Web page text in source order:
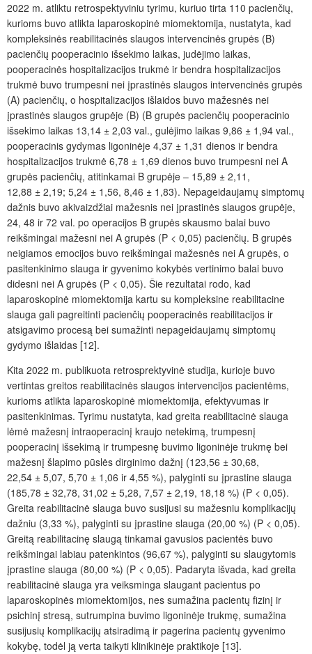
2022 m. atliktu retrospektyviniu tyrimu, kuriuo tirta 110 pacienčių,
kurioms buvo atlikta laparoskopinė miomektomija, nustatyta, kad
kompleksinės reabilitacinės slaugos intervencinės grupės (B)
pacienčių pooperacinio išsekimo laikas, judėjimo laikas,
pooperacinės hospitalizacijos trukmė ir bendra hospitalizacijos
trukmė buvo trumpesni nei įprastinės slaugos intervencinės grupės
(A) pacienčių, o hospitalizacijos išlaidos buvo mažesnės nei
įprastinės slaugos grupėje (B) (B grupės pacienčių pooperacinio
išsekimo laikas 13,14 ± 2,03 val., gulėjimo laikas 9,86 ± 1,94 val.,
pooperacinis gydymas ligoninėje 4,37 ± 1,31 dienos ir bendra
hospitalizacijos trukmė 6,78 ± 1,69 dienos buvo trumpesni nei A
grupės pacienčių, atitinkamai B grupėje – 15,89 ± 2,11,
12,88 ± 2,19; 5,24 ± 1,56, 8,46 ± 1,83). Nepageidaujamų simptomų
dažnis buvo akivaizdžiai mažesnis nei įprastinės slaugos grupėje,
24, 48 ir 72 val. po operacijos B grupės skausmo balai buvo
reikšmingai mažesni nei A grupės (P < 0,05) pacienčių. B grupės
neigiamos emocijos buvo reikšmingai mažesnės nei A grupės, o
pasitenkinimo slauga ir gyvenimo kokybės vertinimo balai buvo
didesni nei A grupės (P < 0,05). Šie rezultatai rodo, kad
laparoskopinė miomektomija kartu su kompleksine reabilitacine
slauga gali pagreitinti pacienčių pooperacinės reabilitacijos ir
atsigavimo procesą bei sumažinti nepageidaujamų simptomų
gydymo išlaidas [12].
Kita 2022 m. publikuota retrosprektyvinė studija, kurioje buvo
vertintas greitos reabilitacinės slaugos intervencijos pacientėms,
kurioms atlikta laparoskopinė miomektomija, efektyvumas ir
pasitenkinimas. Tyrimu nustatyta, kad greita reabilitacinė slauga
lėmė mažesnį intraoperacinį kraujo netekimą, trumpesnį
pooperacinį išsekimą ir trumpesnę buvimo ligoninėje trukmę bei
mažesnį šlapimo pūslės dirginimo dažnį (123,56 ± 30,68,
22,54 ± 5,07, 5,70 ± 1,06 ir 4,55 %), palyginti su įprastine slauga
(185,78 ± 32,78, 31,02 ± 5,28, 7,57 ± 2,19, 18,18 %) (P < 0,05).
Greita reabilitacinė slauga buvo susijusi su mažesniu komplikacijų
dažniu (3,33 %), palyginti su įprastine slauga (20,00 %) (P < 0,05).
Greitą reabilitacinę slaugą tinkamai gavusios pacientės buvo
reikšmingai labiau patenkintos (96,67 %), palyginti su slaugytomis
įprastine slauga (80,00 %) (P < 0,05). Padaryta išvada, kad greita
reabilitacinė slauga yra veiksminga slaugant pacientus po
laparoskopinės miomektomijos, nes sumažina pacientų fizinį ir
psichinį stresą, sutrumpina buvimo ligoninėje trukmę, sumažina
susijusių komplikacijų atsiradimą ir pagerina pacientų gyvenimo
kokybę, todėl ją verta taikyti klinikinėje praktikoje [13].